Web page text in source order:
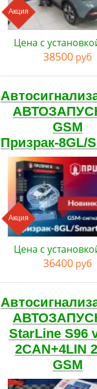
Акция
Цена с
38500 руб
GSM
Призрак-8GL/
Акция
Цена с
36400 руб
StarLine S96
2CAN+4LIN
GSM